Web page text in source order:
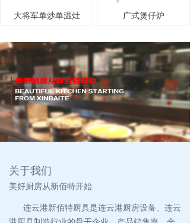
关于我们
美好厨房从新佰特开始
连云港新佰特厨具是连云港厨房设备、连云
大将军单炒单温灶 广式煲仔炉